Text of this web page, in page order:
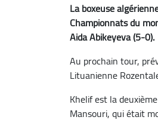
La boxeuse
Championnats du
Aida Abikeyeva (5-0).
Au prochain tour,
Lituanienne
Khelif est la
Mansouri, qui était